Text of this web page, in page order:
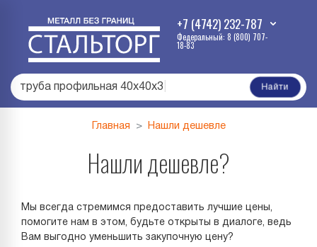
+7 (4742) 232-787
Федеральный: 8 (800) 707-
18-83
труба профильная 40х40х3 Найти
Главная Нашли дешевле
Нашли дешевле?
Мы всегда стремимся предоставить лучшие цены,
помогите нам в этом, будьте открыты в диалоге, ведь
Вам выгодно уменьшить закупочную цену?